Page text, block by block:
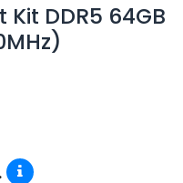
Kit DDR5 64GB